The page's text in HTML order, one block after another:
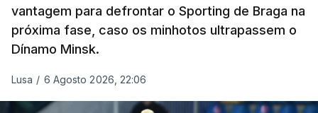
vantagem para defrontar o Sporting de Braga na
próxima fase, caso os minhotos ultrapassem o
Dínamo Minsk.
Lusa / 6 Agosto 2026, 22:06